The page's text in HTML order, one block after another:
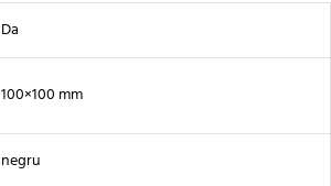
Da
100×100 mm
negru